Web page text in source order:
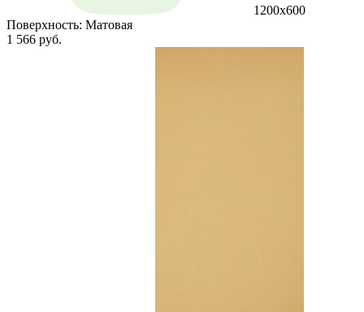
1200х600
Поверхность: Матовая
1 566 руб.